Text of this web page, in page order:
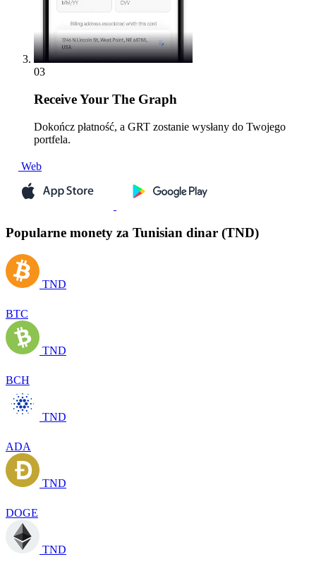
03
ReceiveYour The Graph
Dokończ płatność, a GRT zostanie wysłany do Twojego
portfela.
Web
Popularne monety za Tunisian dinar (TND)
TND
BTC
TND
BCH
TND
ADA
TND
DOGE
TND